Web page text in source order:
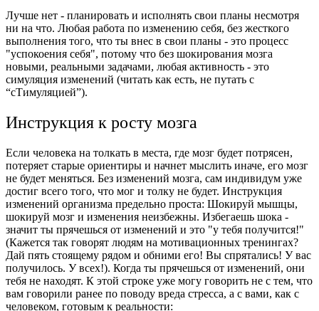
Лучше нет - планировать и исполнять свои планы несмотря
ни на что. Любая работа по изменению себя, без жесткого
выполнения того, что ты внес в свои планы - это процесс
"успокоения себя", потому что без шокирования мозга
новыми, реальными задачами, любая активность - это
симуляция изменений (читать как есть, не путать с
“сТимуляцией”).
Инструкция к росту мозга
Если человека на толкать в места, где мозг будет потрясен,
потеряет старые ориентиры и начнет мыслить иначе, его мозг
не будет меняться. Без изменений мозга, сам индивидум уже
достиг всего того, что мог и толку не будет. Инструкция
изменений организма предельно проста: Шокируй мышцы,
шокируй мозг и изменения неизбежны. Избегаешь шока -
значит ты прячешься от изменений и это "у тебя получится!"
(Кажется так говорят людям на мотивационных тренингах?
Дай пять стоящему рядом и обними его! Вы спрятались! У вас
получилось. У всех!). Когда ты прячешься от изменений, они
тебя не находят. К этой строке уже могу говорить не с тем, что
вам говорили ранее по поводу вреда стресса, а с вами, как с
человеком, готовым к реальности: